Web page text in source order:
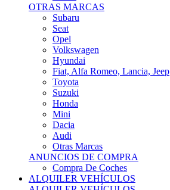
OTRAS MARCAS
Subaru
Seat
Opel
Volkswagen
Hyundai
Fiat, Alfa Romeo, Lancia, Jeep
Toyota
Suzuki
Honda
Mini
Dacia
Audi
Otras Marcas
ANUNCIOS DE COMPRA
Compra De Coches
ALQUILER VEHÍCULOS